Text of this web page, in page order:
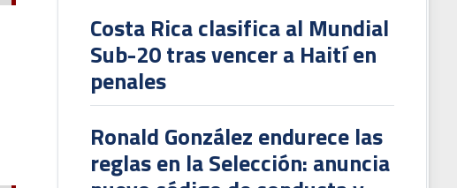
Costa Rica clasifica al Mundial
Sub-20 tras vencer a Haití en
penales
Ronald González endurece las
reglas en la Selección: anuncia